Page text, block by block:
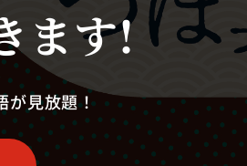
ます!
見放題！